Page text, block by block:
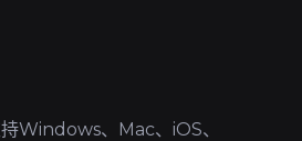
Windows、Mac、iOS、